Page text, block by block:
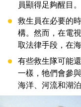
員顯得足夠醒目。
救生員在必要的
構。然而，在電
取法律手段，在
有些救生隊可能還
一樣，牠們會參
海洋、河流和湖